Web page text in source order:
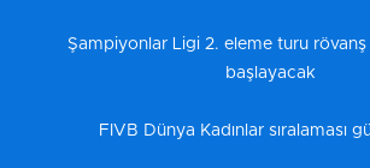
Şampiyonlar Ligi 2. eleme turu rövanş
başlayacak
FIVB Dünya Kadınlar sıralaması